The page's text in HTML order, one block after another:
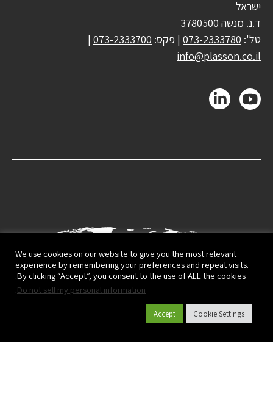
ישראל
ד.נ. מנשה 3780500
טל': 073-2333780 | פקס: 073-2333700
|
info@plasson.co.il
We use cookies on our website to give you the most relevant
experience by remembering your preferences and repeat visits.
By clicking “Accept”, you consent to the use of ALL the cookies.
Do not sell my personal information
.
Cookie Settings
Accept